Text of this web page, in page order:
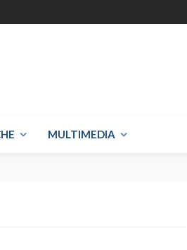
MULTIMEDIA